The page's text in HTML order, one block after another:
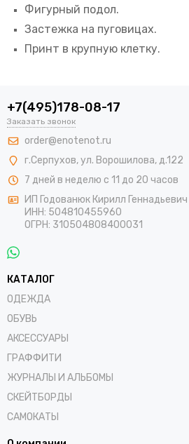
Фигурный подол.
Застежка на пуговицах.
Принт в крупную клетку.
+7(495)178-08-17
Заказать звонок
order@enotenot.ru
г.Серпухов, ул. Ворошилова, д.122
7 дней в неделю с 11 до 20 часов
ИП Годованюк Кирилл Геннадьевич
ИНН: 504810455960
ОГРН: 310504808400031
КАТАЛОГ
ОДЕЖДА
ОБУВЬ
АКСЕССУАРЫ
ГРАФФИТИ
ЖУРНАЛЫ И АЛЬБОМЫ
СКЕЙТБОРДЫ
САМОКАТЫ